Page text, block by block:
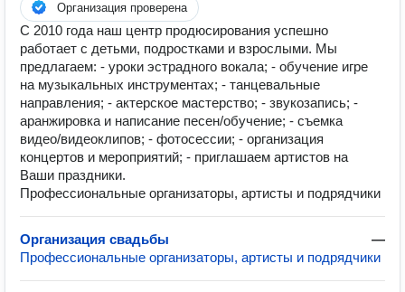
Организация проверена
С 2010 года наш центр продюсирования успешно
работает с детьми, подростками и взрослыми. Мы
предлагаем: - уроки эстрадного вокала; - обучение игре
на музыкальных инструментах; - танцевальные
направления; - актерское мастерство; - звукозапись; -
аранжировка и написание песен/обучение; - съемка
видео/видеоклипов; - фотосессии; - организация
концертов и мероприятий; - приглашаем артистов на
Ваши праздники.
Профессиональные организаторы, артисты и подрядчики
Организация свадьбы
—
Профессиональные организаторы, артисты и подрядчики